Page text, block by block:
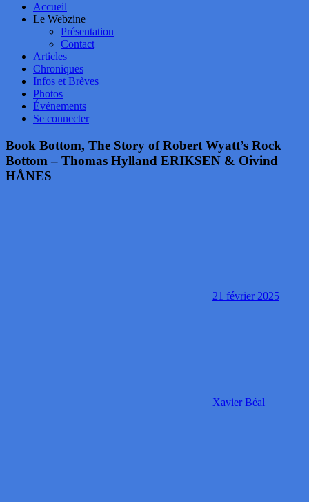
Accueil
Le Webzine
Présentation
Contact
Articles
Chroniques
Infos et Brèves
Photos
Événements
Se connecter
Book Bottom, The Story of Robert Wyatt’s Rock
Bottom – Thomas Hylland ERIKSEN & Oivind
HÅNES
21 février 2025
Xavier Béal